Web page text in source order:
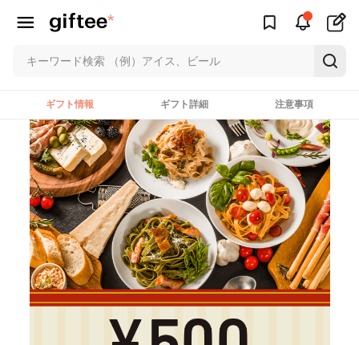
ギフト情報 ギフト詳細 注意事項